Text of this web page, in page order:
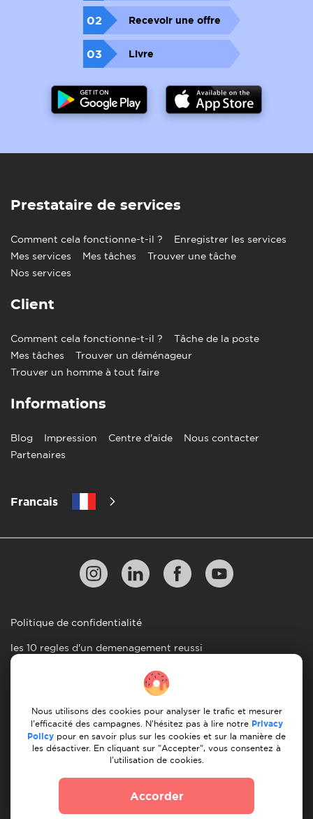
02 Recevoir une offre
03 Livre
Prestataire de services
Comment cela fonctionne-t-il ?
Enregistrer les services
Mes services
Mes tâches
Trouver une tâche
Nos services
Client
Comment cela fonctionne-t-il ?
Tâche de la poste
Mes tâches
Trouver un déménageur
Trouver un homme à tout faire
Informations
Blog Impression Centre d'aide
Nous contacter
Partenaires
Francais
© 2026 Moovick. Nous utilisons des images de stock
integrite editoriale mais offre des opportunites de
croissance.
Politique de confidentialité
les 10 regles d'un demenagement reussi
Lignes directrices en matiere de paiement
Conditions générales d'utilisation
Annulation et remboursement
Nous utilisons des cookies pour analyser le trafic et mesurer
l'efficacité des campagnes. N'hésitez pas à lire notre Privacy
Policy pour en savoir plus sur les cookies et sur la manière de
les désactiver. En cliquant sur "Accepter", vous consentez à
l'utilisation de cookies.
Accorder